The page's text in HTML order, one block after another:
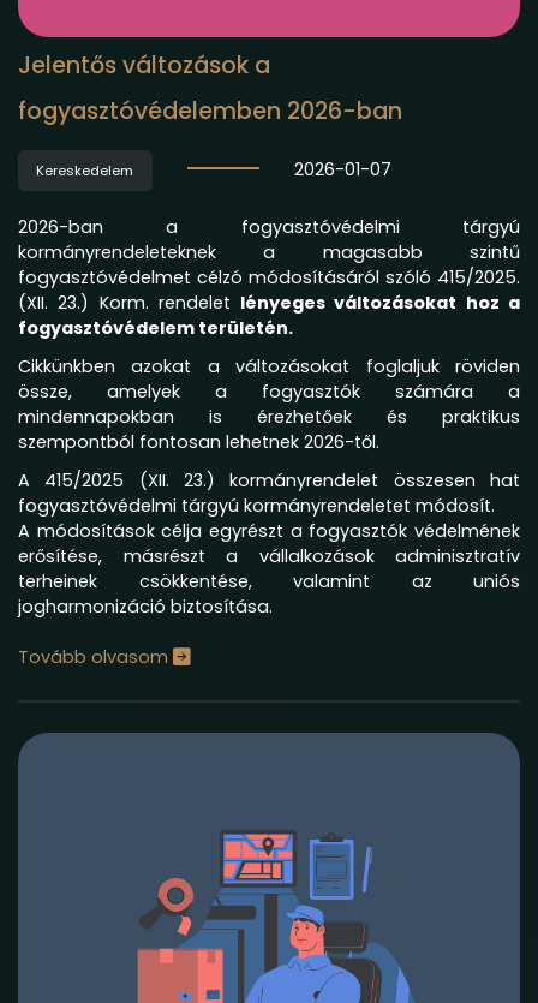
Jelentős változások a
fogyasztóvédelemben 2026-ban
Kereskedelem 2026-01-07
2026-ban a fogyasztóvédelmi tárgyú
kormányrendeleteknek a magasabb szintű
fogyasztóvédelmet célzó módosításáról szóló 415/2025.
(XII. 23.) Korm. rendelet lényeges változásokat hoz a
fogyasztóvédelem területén.
Cikkünkben azokat a változásokat foglaljuk röviden
össze, amelyek a fogyasztók számára a
mindennapokban is érezhetőek és praktikus
szempontból fontosan lehetnek 2026-től.
A 415/2025 (XII. 23.) kormányrendelet összesen hat
fogyasztóvédelmi tárgyú kormányrendeletet módosít.
A módosítások célja egyrészt a fogyasztók védelmének
erősítése, másrészt a vállalkozások adminisztratív
terheinek csökkentése, valamint az uniós
jogharmonizáció biztosítása.
Tovább olvasom